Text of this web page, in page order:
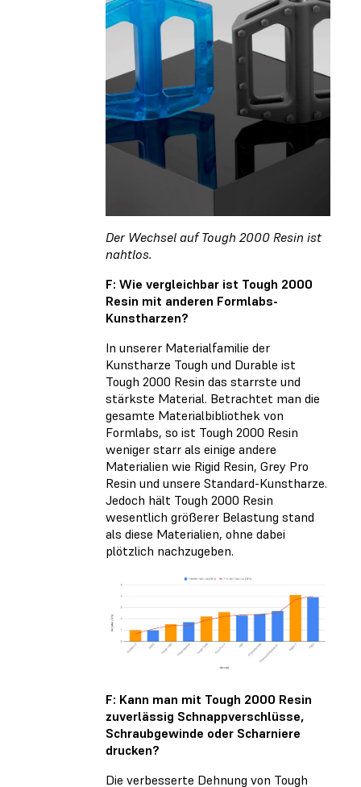
Der Wechsel auf Tough 2000 Resin ist
nahtlos.
F: Wie vergleichbar ist Tough 2000
Resin mit anderen Formlabs-
Kunstharzen?
In unserer Materialfamilie der
Kunstharze Tough und Durable ist
Tough 2000 Resin das starrste und
stärkste Material. Betrachtet man die
gesamte Materialbibliothek von
Formlabs, so ist Tough 2000 Resin
weniger starr als einige andere
Materialien wie Rigid Resin, Grey Pro
Resin und unsere Standard-Kunstharze.
Jedoch hält Tough 2000 Resin
wesentlich größerer Belastung stand
als diese Materialien, ohne dabei
plötzlich nachzugeben.
F: Kann man mit Tough 2000 Resin
zuverlässig Schnappverschlüsse,
Schraubgewinde oder Scharniere
drucken?
Die verbesserte Dehnung von Tough